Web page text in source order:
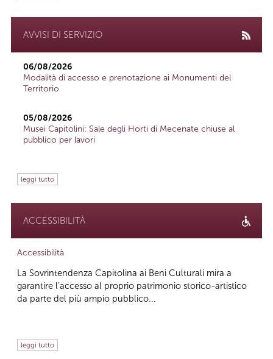
AVVISI DI SERVIZIO
06/08/2026
Modalità di accesso e prenotazione ai Monumenti del
Territorio
05/08/2026
Musei Capitolini: Sale degli Horti di Mecenate chiuse al
pubblico per lavori
leggi tutto
ACCESSIBILITÀ
Accessibilità
La Sovrintendenza Capitolina ai Beni Culturali mira a
garantire l’accesso al proprio patrimonio storico-artistico
da parte del più ampio pubblico...
leggi tutto